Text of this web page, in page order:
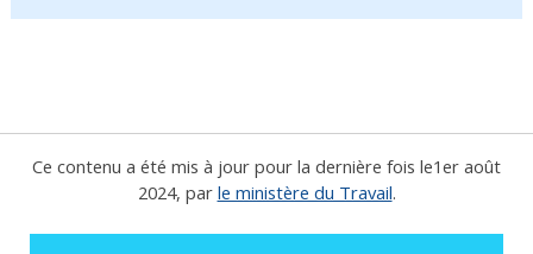
Ce contenu a été mis à jour pour la dernière fois le1er août
2024, par le ministère du Travail.